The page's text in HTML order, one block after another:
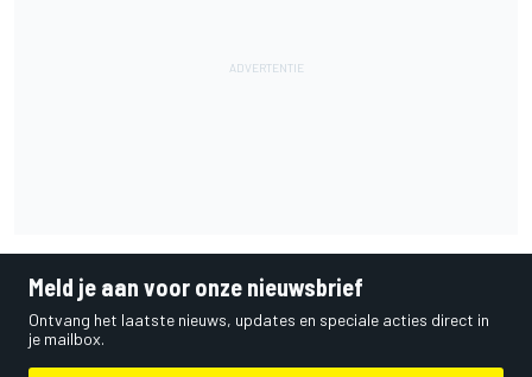
Meld je aan voor onze nieuwsbrief
Ontvang het laatste nieuws, updates en speciale acties direct in
je mailbox.